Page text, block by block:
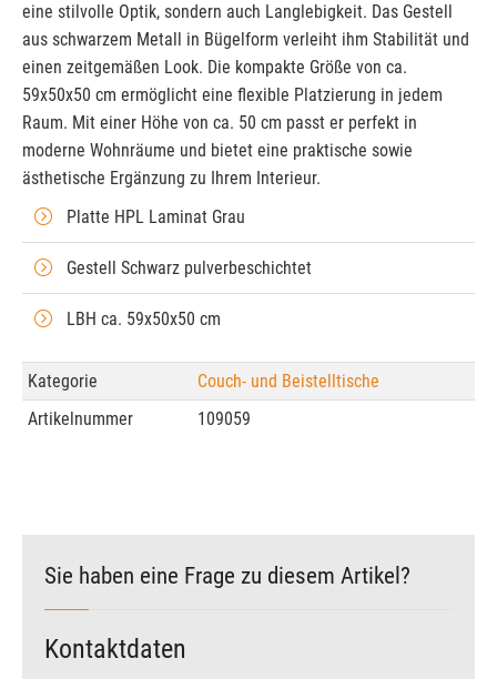
eine stilvolle Optik, sondern auch Langlebigkeit. Das Gestell
aus schwarzem Metall in Bügelform verleiht ihm Stabilität und
einen zeitgemäßen Look. Die kompakte Größe von ca.
59x50x50 cm ermöglicht eine flexible Platzierung in jedem
Raum. Mit einer Höhe von ca. 50 cm passt er perfekt in
moderne Wohnräume und bietet eine praktische sowie
ästhetische Ergänzung zu Ihrem Interieur.
Platte HPL Laminat Grau
Gestell Schwarz pulverbeschichtet
LBH ca. 59x50x50 cm
Kategorie
Couch- und Beistelltische
Artikelnummer
109059
Sie haben eine Frage zu diesem Artikel?
Kontaktdaten